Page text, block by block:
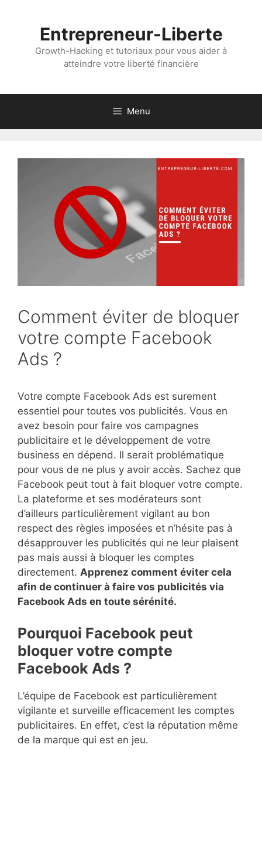
Entrepreneur-Liberte
Growth-Hacking et tutoriaux pour vous aider à
atteindre votre liberté financière
Menu
Comment éviter de bloquer
votre compte Facebook
Ads ?
Votre compte Facebook Ads est surement
essentiel pour toutes vos publicités. Vous en
avez besoin pour faire vos campagnes
publicitaire et le développement de votre
business en dépend. Il serait problématique
pour vous de ne plus y avoir accès. Sachez que
Facebook peut tout à fait bloquer votre compte.
La plateforme et ses modérateurs sont
d’ailleurs particulièrement vigilant au bon
respect des règles imposées et n’hésite pas à
désapprouver les publicités qui ne leur plaisent
pas mais aussi à bloquer les comptes
directement. Apprenez comment éviter cela
afin de continuer à faire vos publicités via
Facebook Ads en toute sérénité.
Pourquoi Facebook peut
bloquer votre compte
Facebook Ads ?
L’équipe de Facebook est particulièrement
vigilante et surveille efficacement les comptes
publicitaires. En effet, c’est la réputation même
de la marque qui est en jeu.